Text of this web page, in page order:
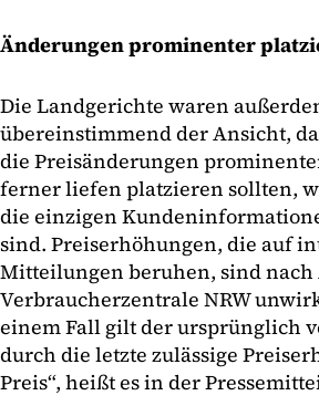
Änderungen prominenter
Die Landgerichte waren
übereinstimmend der Ansicht,
die Preisänderungen
ferner liefen platzieren sollten,
die einzigen
sind. Preiserhöhungen, die auf
Mitteilungen beruhen, sind nach
Verbraucherzentrale NRW
einem Fall gilt der ursprünglich
durch die letzte zulässige
Preis“, heißt es in der